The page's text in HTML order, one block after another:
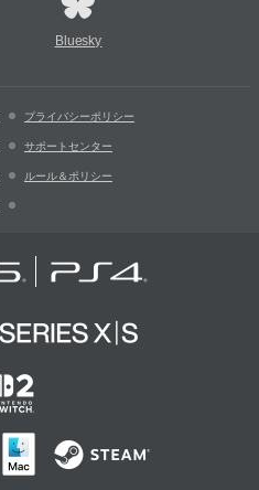
Bluesky
プライバシーポリシー
サポートセンター
ルール＆ポリシー